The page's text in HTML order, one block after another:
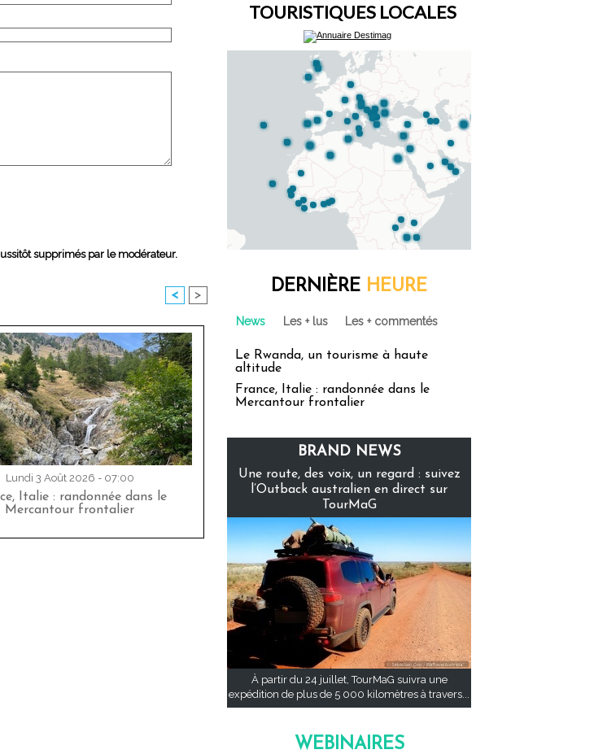
supprimés par le modérateur.
< >
Lundi 3 Août 2026 - 07:00
Italie : randonnée dans le
Mercantour frontalier
TOURISTIQUES LOCALES
DERNIÈRE HEURE
News Les + lus Les + commentés
Le Rwanda, un tourisme à haute
altitude
France, Italie : randonnée dans le
Mercantour frontalier
BRAND NEWS
Une route, des voix, un regard : suivez
l’Outback australien en direct sur
TourMaG
À partir du 24 juillet, TourMaG suivra une
expédition de plus de 5 000 kilomètres à travers...
WEBINAIRES